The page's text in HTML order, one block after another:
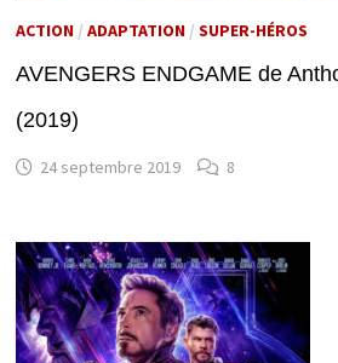
ACTION/ ADAPTATION/ SUPER-HÉROS
AVENGERS ENDGAME de
(2019)
24 septembre 2019 8